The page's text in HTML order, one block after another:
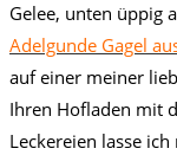
Gelee, unten üppig
Adelgunde Gagel
auf einer meiner
Ihren Hofladen mit
Leckereien lasse